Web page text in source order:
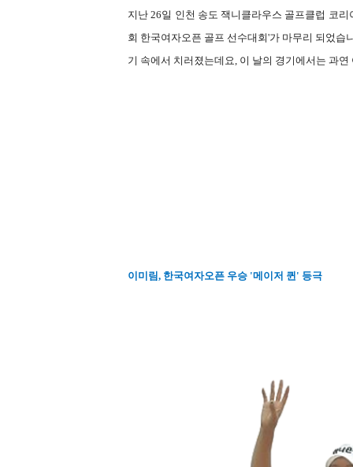
지난 26일 인천 송도 잭니클라우스 골프클럽 코
회 한국여자오픈 골프 선수대회'가 마무리 되었
기 속에서 치러졌는데요, 이 날의 경기에서는 과
이미림, 한국여자오픈 우승 '메이저 퀸' 등극